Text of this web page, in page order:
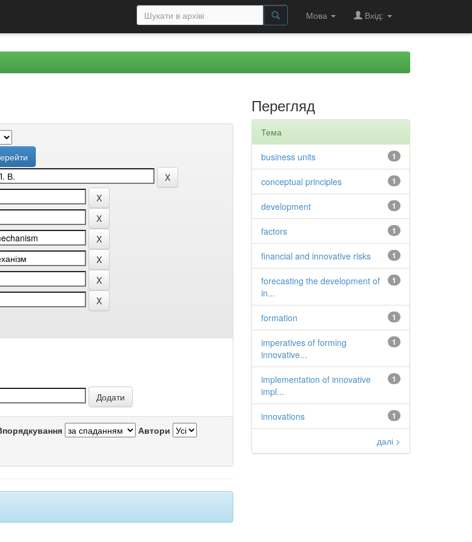
Мова Вхід:
Автори
Перегляд
Тема
1
business units
1
conceptual principles
1
development
1
factors
1
financial and innovative risks
1
forecasting the development of
in...
1
formation
1
imperatives of forming
innovative...
1
implementation of innovative
impl...
1
innovations
далі >